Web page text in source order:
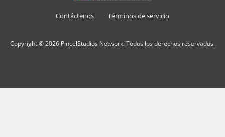
Contáctenos Términos de servicio
Copyright © 2026 PincelStudios Network. Todos los derechos reservados.